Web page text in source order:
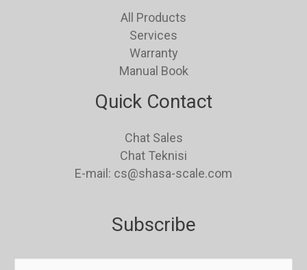
All Products
Services
Warranty
Manual Book
Quick Contact
Chat Sales
Chat Teknisi
E-mail: cs@shasa-scale.com
Subscribe